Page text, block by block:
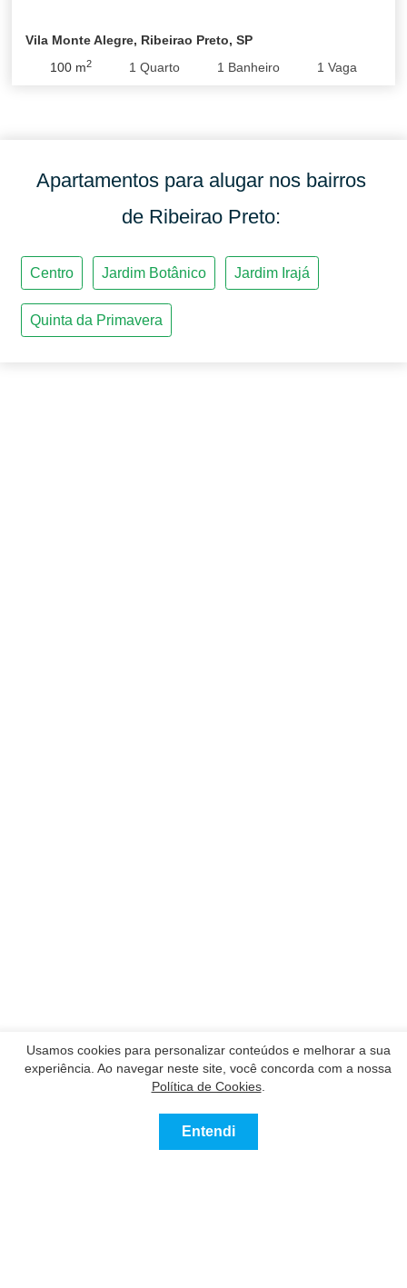
Contatar
Vila Monte Alegre, Ribeirao Preto, SP
100m2 1 Quarto 1 Banheiro 1 Vaga
Apartamentos para alugar nos bairros
de Ribeirao Preto:
Nossos Parceiros
Usamos cookies para personalizar conteúdos e melhorar a sua
experiência. Ao navegar neste site, você concorda com a nossa
Política de Cookies.
Entendi